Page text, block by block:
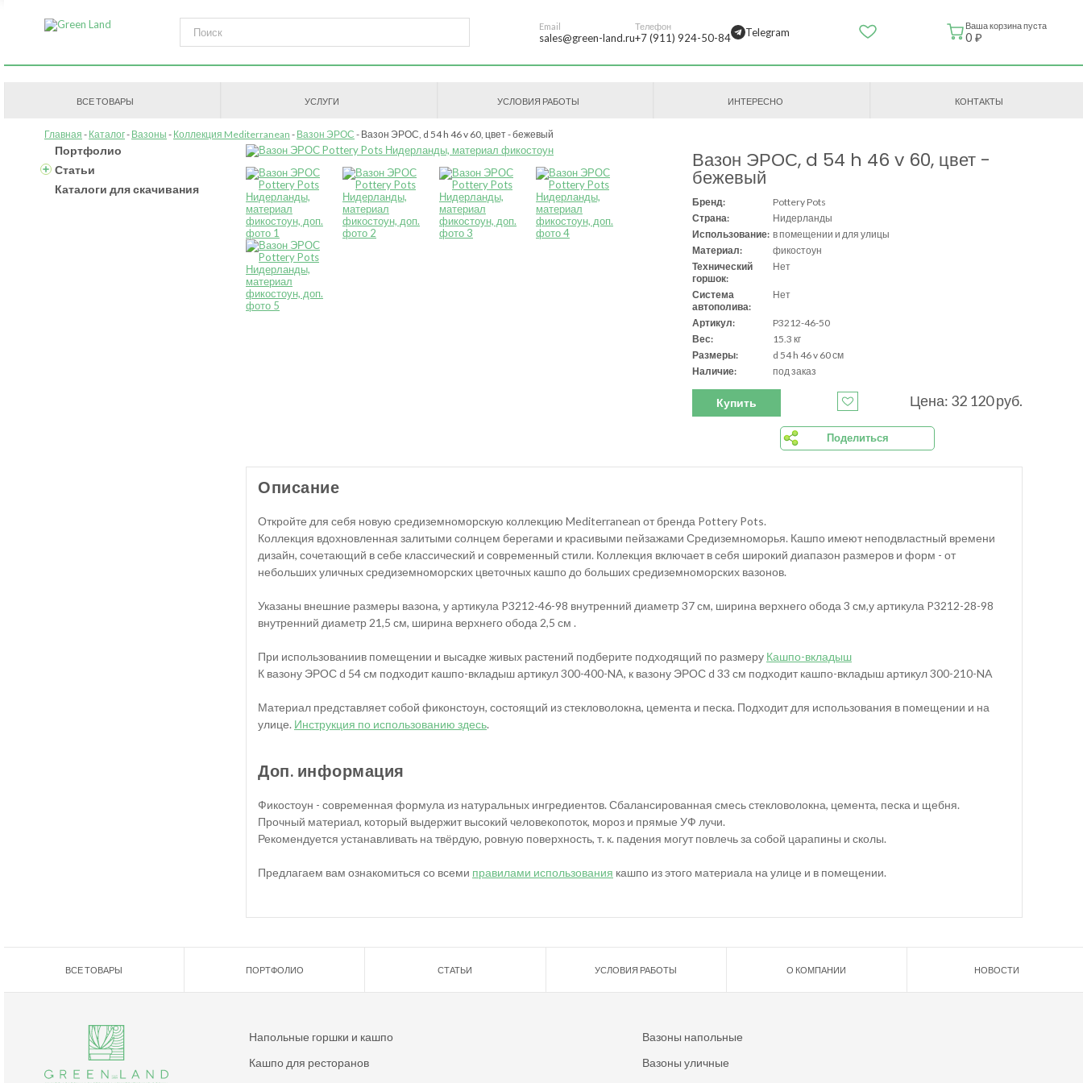
Email
sales@green-land.ru
Телефон
+7 (911) 924-50-84 Telegram Ваша корзина пуста
0 ₽
ВСЕ ТОВАРЫ УСЛУГИ УСЛОВИЯ РАБОТЫ ИНТЕРЕСНО КОНТАКТЫ
Главная Каталог Вазоны Коллекция Mediterranean Вазон ЭРОС Вазон ЭРОС, d 54 h 46 v 60, цвет - бежевый
Портфолио
Статьи
Каталоги для скачивания
Вазон ЭРОС, d 54 h 46 v 60, цвет -
бежевый
Бренд:
Pottery Pots
Страна:
Нидерланды
Использование: в помещении и для улицы
Материал:
фикостоун
Технический
горшок:
Нет
Система
автополива:
Нет
Артикул:
P3212-46-50
Вес:
15.3 кг
Размеры:
d 54 h 46 v 60 см
Наличие:
под заказ
Купить Цена: 32 120 руб.
Поделиться
Описание
Откройте для себя новую средиземноморскую коллекцию Mediterranean от бренда Pottery Pots.
Коллекция вдохновленная залитыми солнцем берегами и красивыми пейзажами Средиземноморья. Кашпо имеют неподвластный времени
дизайн, сочетающий в себе классический и современный стили. Коллекция включает в себя широкий диапазон размеров и форм - от
небольших уличных средиземноморских цветочных кашпо до больших средиземноморских вазонов.
Указаны внешние размеры вазона, у артикула P3212-46-98 внутренний диаметр 37 см, ширина верхнего обода 3 см,у артикула P3212-28-98
внутренний диаметр 21,5 см, ширина верхнего обода 2,5 см .
При использованиив помещении и высадке живых растений подберите подходящий по размеру Кашпо-вкладыш
К вазону ЭРОС d 54 см подходит кашпо-вкладыш артикул 300-400-NA, к вазону ЭРОС d 33 см подходит кашпо-вкладыш артикул 300-210-NA
Материал представляет собой фиконстоун, состоящий из стекловолокна, цемента и песка. Подходит для использования в помещении и на
улице. Инструкция по использованию здесь.
Доп. информация
Фикостоун - современная формула из натуральных ингредиентов. Сбалансированная смесь стекловолокна, цемента, песка и щебня.
Прочный материал, который выдержит высокий человекопоток, мороз и прямые УФ лучи.
Рекомендуется устанавливать на твёрдую, ровную поверхность, т. к. падения могут повлечь за собой царапины и сколы.
Предлагаем вам ознакомиться со всеми правилами использования кашпо из этого материала на улице и в помещении.
ВСЕ ТОВАРЫ ПОРТФОЛИО СТАТЬИ УСЛОВИЯ РАБОТЫ О КОМПАНИИ НОВОСТИ
Напольные горшки и кашпо
Вазоны напольные
Кашпо для ресторанов
Вазоны уличные